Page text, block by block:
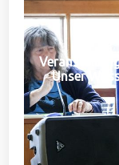
Unser